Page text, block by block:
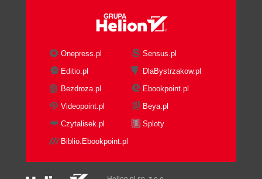
Onepress.pl
Sensus.pl
Editio.pl
DlaBystrzakow.pl
Bezdroza.pl
Ebookpoint.pl
Videopoint.pl
Beya.pl
Czytalisek.pl
Sploty
Biblio.Ebookpoint.pl